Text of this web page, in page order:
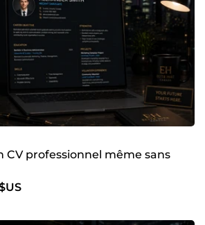
Design moderne et professionnel Des
et impactants. ✅ Qualité et sérieux Je
professionnel et livré dans les
• commerciaux • freelances •
🚀 Prêt à améliorer votre
et décrocher plus d’entretiens ?
et passons votre
supérieur !
CV professionnel même sans